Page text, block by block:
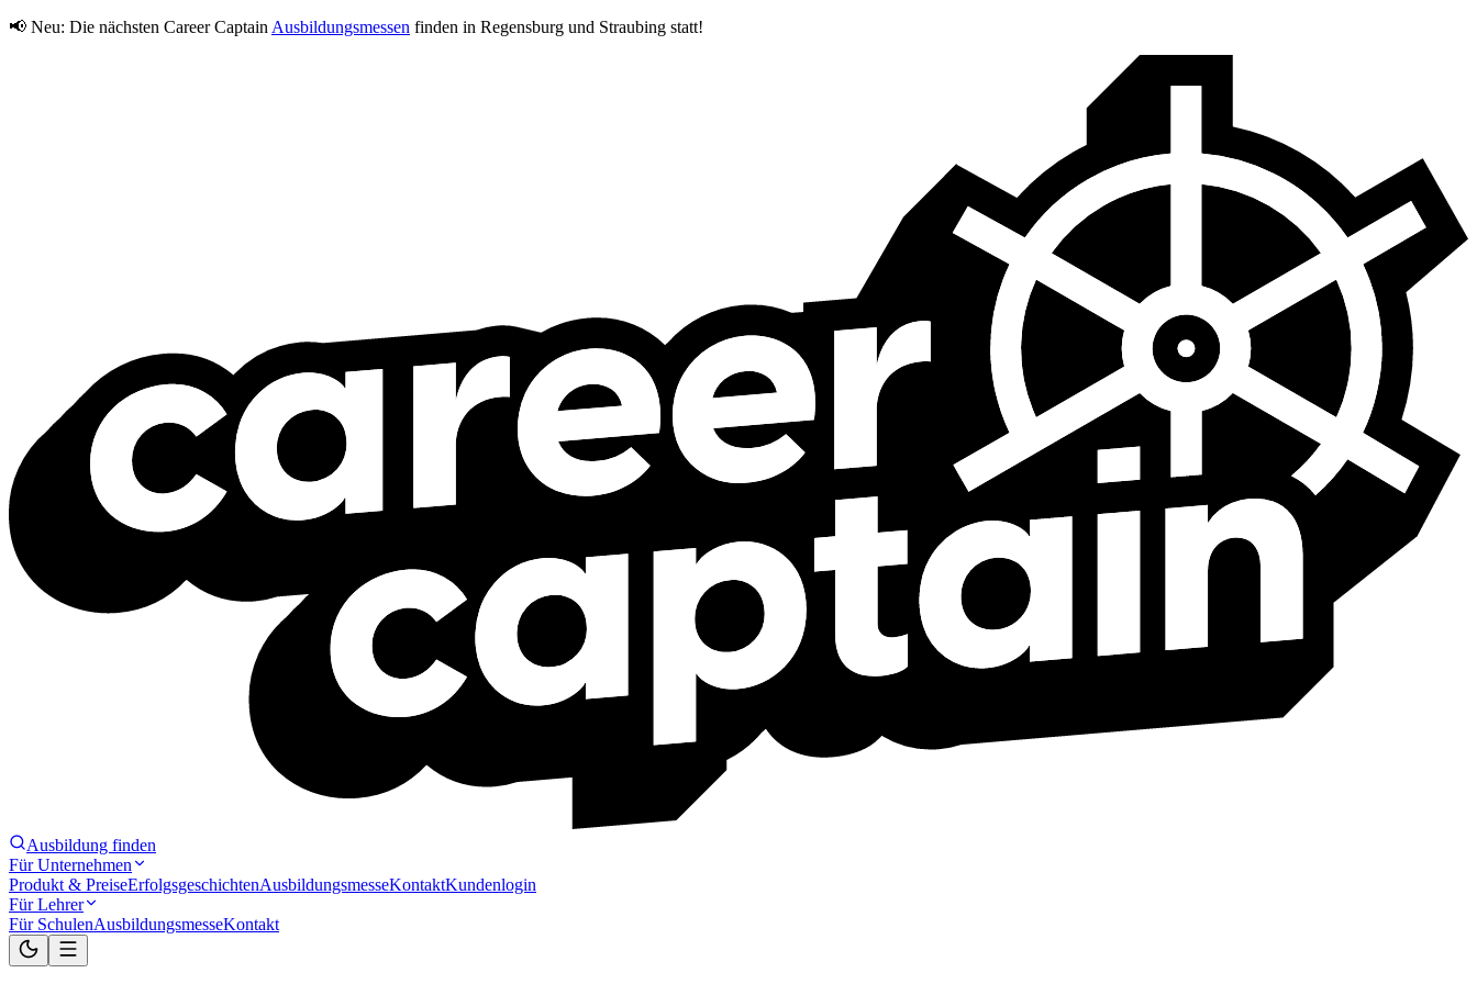
📢 Neu: Die nächsten Career Captain Ausbildungsmessen finden in Regensburg und Straubing statt!
Ausbildung finden
Für Unternehmen
Produkt & PreiseErfolgsgeschichtenAusbildungsmesseKontaktKundenlogin
Für Lehrer
Für SchulenAusbildungsmesseKontakt